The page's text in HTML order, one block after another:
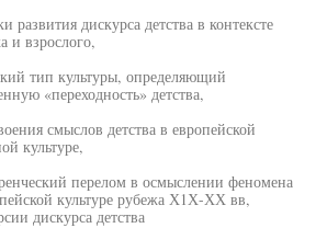
дискурса детства в контексте
и взрослого,
тип культуры, определяющий
«переходность» детства,
смыслов детства в европейской
культуре,
перелом в осмыслении феномена
культуре рубежа Х1Х-ХХ вв,
дискурса детства